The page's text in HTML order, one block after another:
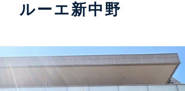
ルーエ新中野